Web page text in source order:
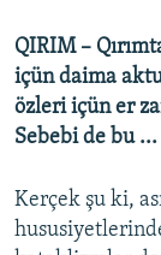
RFE/RS
QIRIM –
içün daima
özleri içün er
Sebebi de bu ...
Kerçek şu ki,